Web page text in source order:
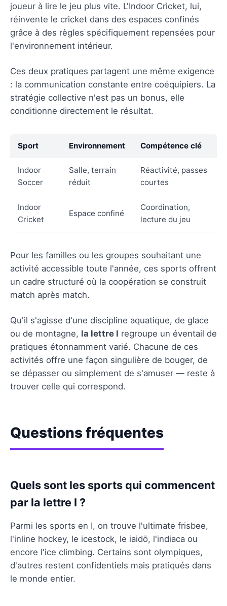
joueur à lire le jeu plus vite. L'Indoor Cricket, lui,
réinvente le cricket dans des espaces confinés
grâce à des règles spécifiquement repensées pour
l'environnement intérieur.
Ces deux pratiques partagent une même exigence
: la communication constante entre coéquipiers. La
stratégie collective n'est pas un bonus, elle
conditionne directement le résultat.
Sport Environnement Compétence clé
Indoor
Soccer
Salle, terrain
réduit
Réactivité, passes
courtes
Indoor
Cricket
Espace confiné
Coordination,
lecture du jeu
Pour les familles ou les groupes souhaitant une
activité accessible toute l'année, ces sports offrent
un cadre structuré où la coopération se construit
match après match.
Qu'il s'agisse d'une discipline aquatique, de glace
ou de montagne, la lettre I regroupe un éventail de
pratiques étonnamment varié. Chacune de ces
activités offre une façon singulière de bouger, de
se dépasser ou simplement de s'amuser — reste à
trouver celle qui correspond.
Questions fréquentes
Quels sont les sports qui commencent
par la lettre I ?
Parmi les sports en I, on trouve l'ultimate frisbee,
l'inline hockey, le icestock, le iaidō, l'indiaca ou
encore l'ice climbing. Certains sont olympiques,
d'autres restent confidentiels mais pratiqués dans
le monde entier.